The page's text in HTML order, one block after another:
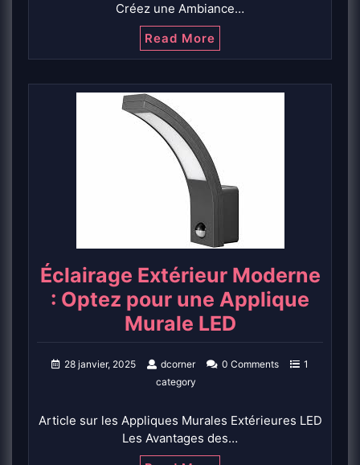
Créez une Ambiance…
Read More
Éclairage Extérieur Moderne
: Optez pour une Applique
Murale LED
28 janvier, 2025 dcorner 0 Comments
1
category
Article sur les Appliques Murales Extérieures LED
Les Avantages des…